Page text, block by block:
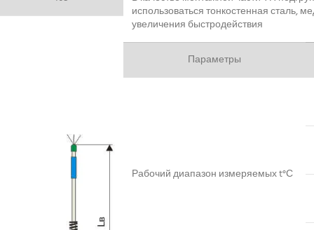
использоваться тонкостенная сталь,
увеличения быстродействия
Параметры
Рабочий диапазон измеряемых t°С